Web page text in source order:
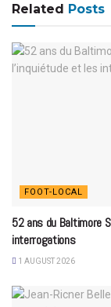
Related Posts
FOOT-LOCAL
52 ans du Baltimore
interrogations
1 AUGUST 2026